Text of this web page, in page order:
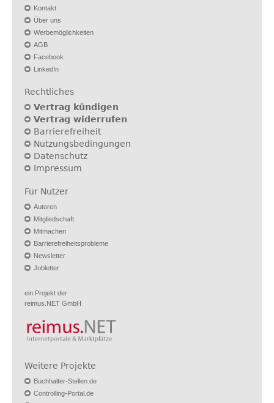
Kontakt
Über uns
Werbemöglichkeiten
AGB
Facebook
LinkedIn
Rechtliches
Vertrag kündigen
Vertrag widerrufen
Barrierefreiheit
Nutzungsbedingungen
Datenschutz
Impressum
Für Nutzer
Autoren
Mitgliedschaft
Mitmachen
Barrierefreiheitsprobleme
Newsletter
Jobletter
ein Projekt der
reimus.NET GmbH
Weitere Projekte
Buchhalter-Stellen.de
Controlling-Portal.de